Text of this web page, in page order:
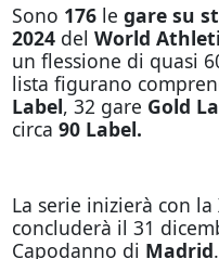
Sono 176le gare su
2024 del World
un flessione di quasi
lista figurano
Label, 32 gare Gold
circa 90 Label.
La serie inizierà con la
concluderà il 31
Capodanno di Madrid